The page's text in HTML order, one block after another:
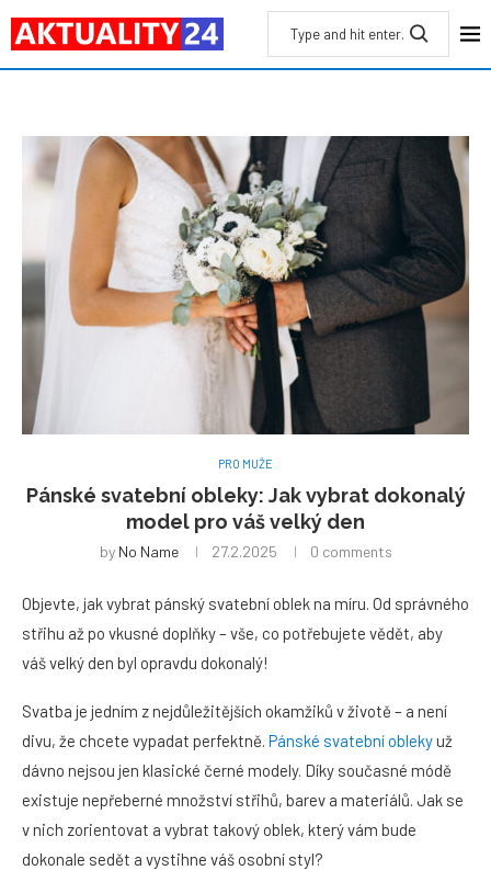
PRO MUŽE
Pánské svatební obleky: Jak vybrat dokonalý
model pro váš velký den
by No Name 27.2.2025 0 comments
Objevte, jak vybrat pánský svatební oblek na míru. Od správného
střihu až po vkusné doplňky – vše, co potřebujete vědět, aby
váš velký den byl opravdu dokonalý!
Svatba je jedním z nejdůležitějších okamžiků v životě – a není
divu, že chcete vypadat perfektně. Pánské svatební oblekyuž
dávno nejsou jen klasické černé modely. Díky současné módě
existuje nepřeberné množství střihů, barev a materiálů. Jak se
v nich zorientovat a vybrat takový oblek, který vám bude
dokonale sedět a vystihne váš osobní styl?